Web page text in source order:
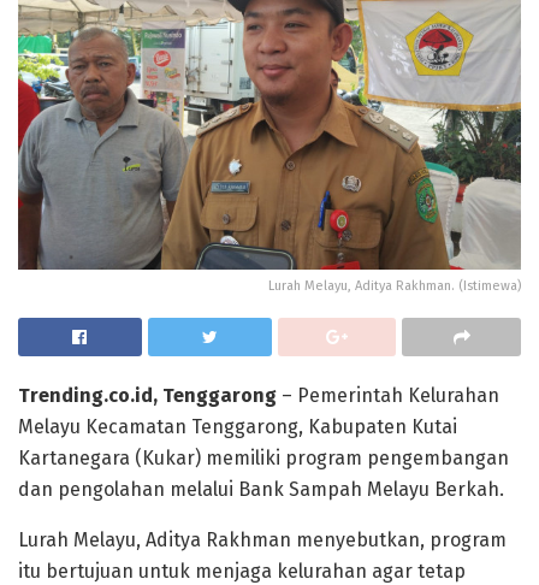
Lurah Melayu, Aditya Rakhman. (Istimewa)
Trending.co.id, Tenggarong – Pemerintah Kelurahan
Melayu Kecamatan Tenggarong, Kabupaten Kutai
Kartanegara (Kukar) memiliki program pengembangan
dan pengolahan melalui Bank Sampah Melayu Berkah.
Lurah Melayu, Aditya Rakhman menyebutkan, program
itu bertujuan untuk menjaga kelurahan agar tetap